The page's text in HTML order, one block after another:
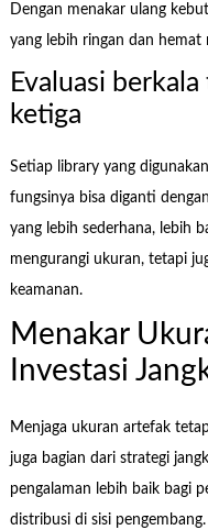
Dengan menakar ulang
yang lebih ringan dan hemat
Evaluasi
ketiga
Setiap library yang
fungsinya bisa diganti
yang lebih sederhana, lebih
mengurangi ukuran, tetapi
keamanan.
Menakar
Investasi
Menjaga ukuran artefak
juga bagian dari strategi
pengalaman lebih baik bagi
distribusi di sisi